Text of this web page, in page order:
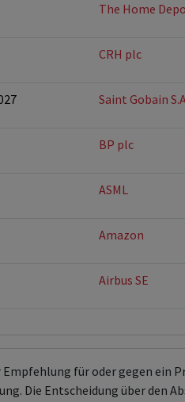
The Home
CRH plc
Saint Gobain
BP plc
ASML
Amazon
Airbus SE
Empfehlung für oder gegen
Die Entscheidung über den